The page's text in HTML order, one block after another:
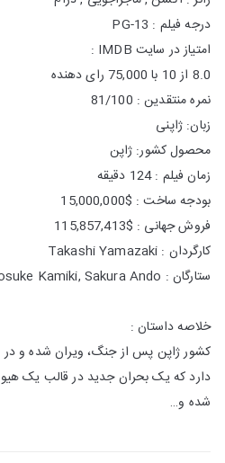
درجه فیلم : PG-13
امتیاز در سایت IMDB :
8.0 از 10 با 75,000 رای دهنده
نمره منتقدین : 81/100
زبان: ژاپنی
محصول کشور: ژاپن
زمان فیلم : 124 دقیقه
بودجه ساخت : $15,000,000
فروش جهانی : $115,857,413
کارگردان : Takashi Yamazaki
ستارگان : Minami Hamabe, Ryunosuke Kamiki, Sakura Ando
خلاصه داستان :
کشور ژاپن پس از جنگ، ویران شده و
دارد که یک بحران جدید در قالب یک
شده و…